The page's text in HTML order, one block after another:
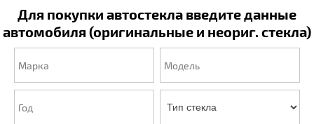
Для покупки автостекла введите данные
автомобиля (оригинальные и неориг. стекла)